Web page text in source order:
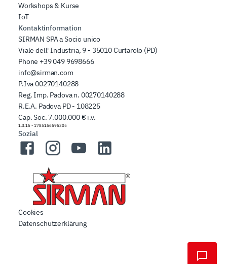
Workshops & Kurse
IoT
Kontaktinformation
SIRMAN SPA a Socio unico
Viale dell' Industria, 9 - 35010 Curtarolo (PD)
Phone +39 049 9698666
info@sirman.com
P.Iva 00270140288
Reg. Imp. Padova n. 00270140288
R.E.A. Padova PD - 108225
Cap. Soc. 7.000.000 € i.v.
1.3.15 - 1785156595305
Sozial
FacebookInstagramYouTubeLinkedIn
Cookies
Datenschutzerklärung